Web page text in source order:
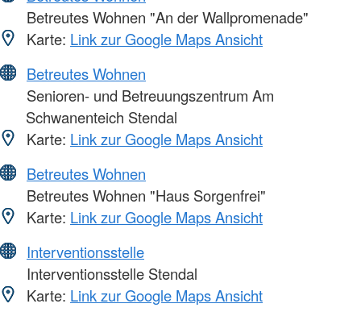
Betreutes Wohnen "An der Wallpromenade"
Karte: Link zur Google Maps Ansicht
Betreutes Wohnen
Senioren- und Betreuungszentrum Am
Schwanenteich Stendal
Karte: Link zur Google Maps Ansicht
Betreutes Wohnen
Betreutes Wohnen "Haus Sorgenfrei"
Karte: Link zur Google Maps Ansicht
Interventionsstelle
Interventionsstelle Stendal
Karte: Link zur Google Maps Ansicht